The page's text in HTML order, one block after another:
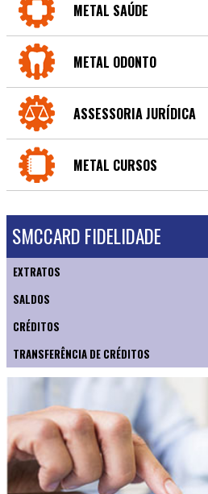
METAL SAÚDE
METAL ODONTO
ASSESSORIA JURÍDICA
METAL CURSOS
SMCCARD FIDELIDADE
EXTRATOS
SALDOS
CRÉDITOS
TRANSFERÊNCIA DE CRÉDITOS